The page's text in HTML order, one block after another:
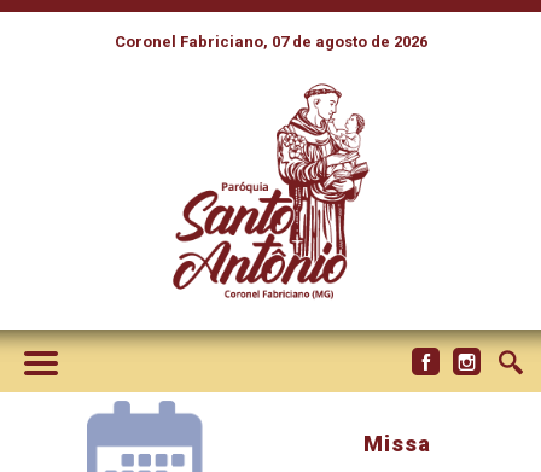
Coronel Fabriciano, 07 de agosto de 2026
Missa